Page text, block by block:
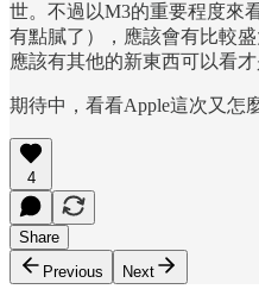
世。不過以M3的重要程度來
有點膩了），應該會有比較
應該有其他的新東西可以看才
期待中，看看Apple這次又怎
4
Share
Previous
Next